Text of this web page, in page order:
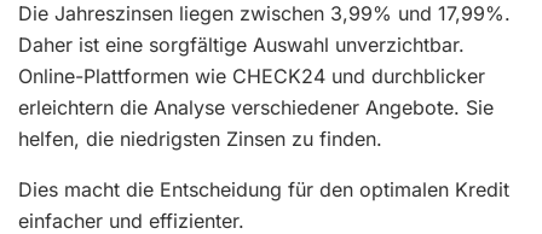
Die Jahreszinsen liegen zwischen 3,99% und 17,99%.
Daher ist eine sorgfältige Auswahl unverzichtbar.
Online-Plattformen wie CHECK24 und durchblicker
erleichtern die Analyse verschiedener Angebote. Sie
helfen, die niedrigsten Zinsen zu finden.
Dies macht die Entscheidung für den optimalen Kredit
einfacher und effizienter.